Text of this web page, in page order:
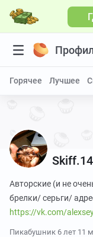
Горячее Лучшее
Авторские (и не
https://vk.com/
Пикабушник 6 лет 11